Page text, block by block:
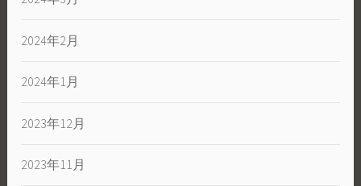
2024年2月
2024年1月
2023年12月
2023年11月